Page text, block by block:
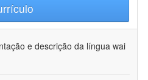
e descrição da língua wai